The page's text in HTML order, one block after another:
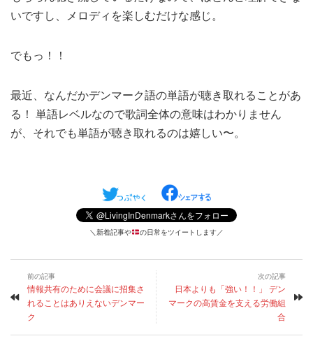
いですし、メロディを楽しむだけな感じ。
でもっ！！
最近、なんだかデンマーク語の単語が聴き取れることがあ
る！ 単語レベルなので歌詞全体の意味はわかりません
が、それでも単語が聴き取れるのは嬉しい〜。
＼新着記事や の日常をツイートします／
前の記事
情報共有のために会議に招集さ
れることはありえないデンマー
ク
次の記事
日本よりも「強い！！」 デン
マークの高賃金を支える労働組
合